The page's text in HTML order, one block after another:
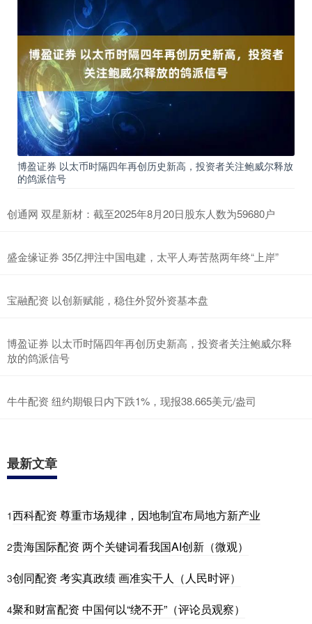
博盈证券 以太币时隔四年再创历史新高，投资者关注鲍威尔释放
的鸽派信号
创通网 双星新材：截至2025年8月20日股东人数为59680户
盛金缘证券 35亿押注中国电建，太平人寿苦熬两年终“上岸”
宝融配资 以创新赋能，稳住外贸外资基本盘
博盈证券 以太币时隔四年再创历史新高，投资者关注鲍威尔释
放的鸽派信号
牛牛配资 纽约期银日内下跌1%，现报38.665美元/盎司
最新文章
1西科配资 尊重市场规律，因地制宜布局地方新产业
2贵海国际配资 两个关键词看我国AI创新（微观）
3创同配资 考实真政绩 画准实干人（人民时评）
4聚和财富配资 中国何以“绕不开”（评论员观察）